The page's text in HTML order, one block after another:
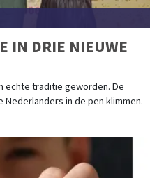
IN DRIE NIEUWE
echte traditie geworden. De
in de pen klimmen.